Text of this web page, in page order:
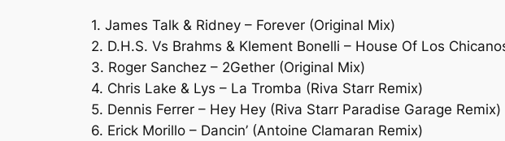
1. James Talk & Ridney – Forever (Original Mix)
2. D.H.S. Vs Brahms & Klement Bonelli – House Of Los
3. Roger Sanchez – 2Gether (Original Mix)
4. Chris Lake & Lys – La Tromba (Riva Starr Remix)
5. Dennis Ferrer – Hey Hey (Riva Starr Paradise Garage Remix)
6. Erick Morillo – Dancin’ (Antoine Clamaran Remix)